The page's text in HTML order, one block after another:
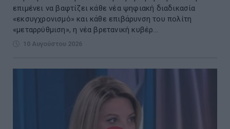
επιμένει να βαφτίζει κάθε νέα ψηφιακή διαδικασία
«εκσυγχρονισμό» και κάθε επιβάρυνση του πολίτη
«μεταρρύθμιση», η νέα βρετανική κυβέρ...
10 Αυγούστου 2026